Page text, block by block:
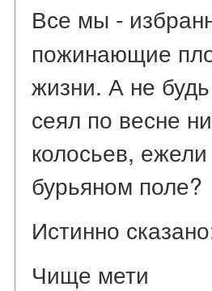
Все мы -
пожинающие
жизни. А не
сеял по весне
колосьев,
бурьяном поле?
Истинно
Чище мети